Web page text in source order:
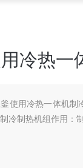
冷热一
釜使用冷热一体机制
冷制热机组作用：